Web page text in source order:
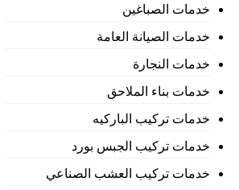
خدمات الصباغين
خدمات الصيانة العامة
خدمات النجارة
خدمات بناء الملاحق
خدمات تركيب الباركيه
خدمات تركيب الجبس بورد
خدمات تركيب العشب الصناعي